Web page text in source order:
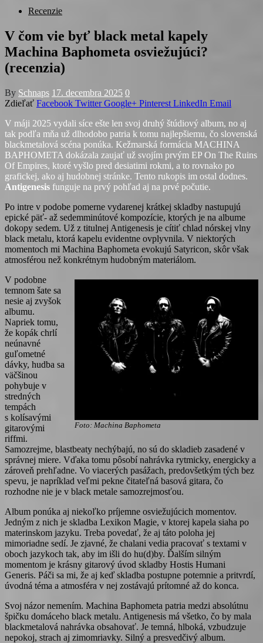
Recenzie
V čom vie byť black metal kapely
Machina Baphometa osviežujúci?
(recenzia)
By Schnaps 17. decembra 2025 0
Zdieľať Facebook Twitter Google+ Pinterest LinkedIn Email
V máji 2025 vydali síce ešte len svoj druhý štúdiový album, no aj
tak podľa mňa už dlhodobo patria k tomu najlepšiemu, čo slovenská
blackmetalová scéna ponúka. Kežmarská formácia MACHINA
BAPHOMETA dokázala zaujať už svojím prvým EP On The Ruins
Of Empires, ktoré vyšlo pred desiatimi rokmi, a to rovnako po
grafickej, ako aj hudobnej stránke. Tento rukopis im ostal dodnes.
Antigenesis funguje na prvý pohľad aj na prvé počutie.
Po intre v podobe pomerne vydarenej krátkej skladby nastupujú
epické päť- až sedemminútové kompozície, ktorých je na albume
dokopy sedem. Už z titulnej Antigenesis je cítiť chlad nórskej vlny
black metalu, ktorá kapelu evidentne ovplyvnila. V niektorých
momentoch mi Machina Baphometa evokujú Satyricon, skôr však
atmosférou než konkrétnym hudobným materiálom.
Foto: Machina Baphometa
V podobne
temnom šate sa
nesie aj zvyšok
albumu.
Napriek tomu,
že kopák chrlí
neúnavné
guľometné
dávky, hudba sa
väčšinou
pohybuje v
stredných
tempách
s kolísavými
gitarovými
riffmi.
Samozrejme, blastbeaty nechýbajú, no sú do skladieb zasadené v
správnej miere. Vďaka tomu pôsobí nahrávka rytmicky, energicky a
zároveň prehľadne. Vo viacerých pasážach, predovšetkým tých bez
spevu, je napríklad veľmi pekne čitateľná basová gitara, čo
rozhodne nie je v black metale samozrejmosťou.
Album ponúka aj niekoľko príjemne osviežujúcich momentov.
Jedným z nich je skladba Lexikon Magie, v ktorej kapela siaha po
materinskom jazyku. Treba povedať, že aj táto poloha jej
mimoriadne sedí. Je zjavné, že chalani vedia pracovať s textami v
oboch jazykoch tak, aby im išli do hu(d)by. Ďalším silným
momentom je krásny gitarový úvod skladby Hostis Humani
Generis. Páči sa mi, že aj keď skladba postupne potemnie a pritvrdí,
úvodná téma a atmosféra v nej zostávajú prítomné až do konca.
Svoj názor nemením. Machina Baphometa patria medzi absolútnu
špičku domáceho black metalu. Antigenesis má všetko, čo by mala
blackmetalová nahrávka obsahovať. Je temná, hlboká, vzbudzuje
nepokoj, strach aj zimomriavky. Silný a presvedčivý album.